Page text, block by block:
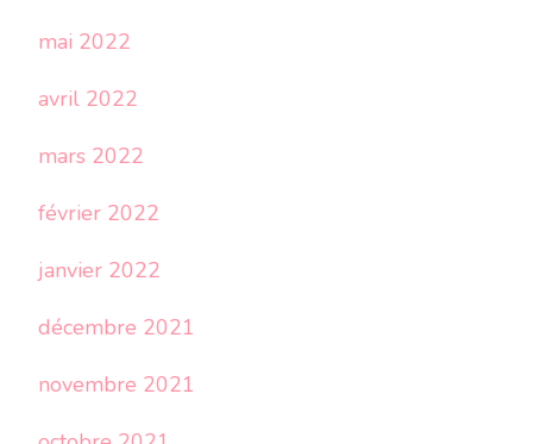
mai 2022
avril 2022
mars 2022
février 2022
janvier 2022
décembre 2021
novembre 2021